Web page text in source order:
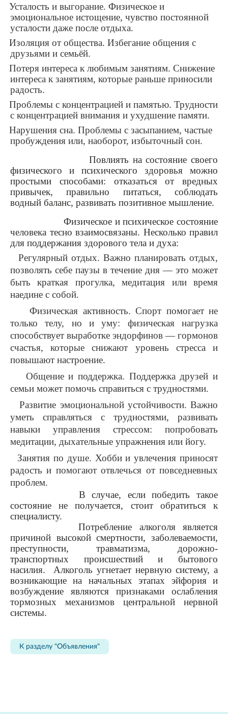
Усталость и выгорание. Физическое и
эмоциональное истощение, чувство постоянной
усталости даже после отдыха.
Изоляция от общества. Избегание общения с
друзьями и семьёй.
Потеря интереса к любимым занятиям. Снижение
интереса к занятиям, которые раньше приносили
радость.
Проблемы с концентрацией и памятью. Трудности
с концентрацией внимания и ухудшение памяти.
Нарушения сна. Проблемы с засыпанием, частые
пробуждения или, наоборот, избыточный сон.
Повлиять на состояние своего
физического и психического здоровья можно
простыми способами: отказаться от вредных
привычек, правильно питаться, соблюдать
водный баланс, развивать позитивное мышление.
Физическое и психическое состояние
человека тесно взаимосвязаны. Несколько правил
для поддержания здорового тела и духа:
Регулярный отдых. Важно планировать отдых,
позволять себе паузы в течение дня — это может
быть краткая прогулка, медитация или время
наедине с собой.
Физическая активность. Спорт помогает не
только телу, но и уму: физическая нагрузка
способствует выработке эндорфинов — гормонов
счастья, которые снижают уровень стресса и
повышают настроение.
Общение и поддержка. Поддержка друзей и
семьи может помочь справиться с трудностями.
Развитие эмоциональной устойчивости. Важно
уметь справляться с трудностями, развивать
навыки управления стрессом: попробовать
медитации, дыхательные упражнения или йогу.
Занятия по душе. Хобби и увлечения приносят
радость и помогают отвлечься от повседневных
проблем.
В случае, если победить такое
состояние не получается, стоит обратиться к
специалисту.
Потребление алкоголя является
причиной высокой смертности, заболеваемости,
преступности, травматизма, дорожно-
транспортных происшествий и бытового
насилия. Алкоголь угнетает нервную систему, а
возникающие на начальных этапах эйфория и
возбуждение являются признаками ослабления
тормозных механизмов центральной нервной
системы.
К разделу "Объявления"